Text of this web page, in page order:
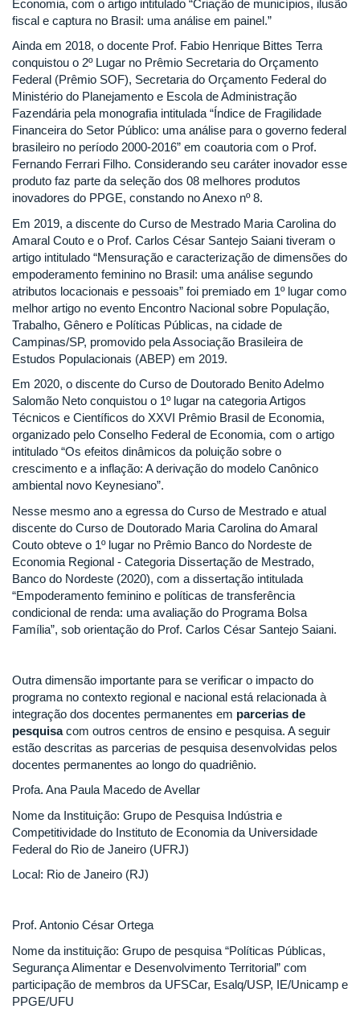
Economia, com o artigo intitulado “Criação de municípios, ilusão
fiscal e captura no Brasil: uma análise em painel.”
Ainda em 2018, o docente Prof. Fabio Henrique Bittes Terra
conquistou o 2º Lugar no Prêmio Secretaria do Orçamento
Federal (Prêmio SOF), Secretaria do Orçamento Federal do
Ministério do Planejamento e Escola de Administração
Fazendária pela monografia intitulada “Índice de Fragilidade
Financeira do Setor Público: uma análise para o governo federal
brasileiro no período 2000-2016” em coautoria com o Prof.
Fernando Ferrari Filho. Considerando seu caráter inovador esse
produto faz parte da seleção dos 08 melhores produtos
inovadores do PPGE, constando no Anexo nº 8.
Em 2019, a discente do Curso de Mestrado Maria Carolina do
Amaral Couto e o Prof. Carlos César Santejo Saiani tiveram o
artigo intitulado “Mensuração e caracterização de dimensões do
empoderamento feminino no Brasil: uma análise segundo
atributos locacionais e pessoais” foi premiado em 1º lugar como
melhor artigo no evento Encontro Nacional sobre População,
Trabalho, Gênero e Políticas Públicas, na cidade de
Campinas/SP, promovido pela Associação Brasileira de
Estudos Populacionais (ABEP) em 2019.
Em 2020, o discente do Curso de Doutorado Benito Adelmo
Salomão Neto conquistou o 1º lugar na categoria Artigos
Técnicos e Científicos do XXVI Prêmio Brasil de Economia,
organizado pelo Conselho Federal de Economia, com o artigo
intitulado “Os efeitos dinâmicos da poluição sobre o
crescimento e a inflação: A derivação do modelo Canônico
ambiental novo Keynesiano”.
Nesse mesmo ano a egressa do Curso de Mestrado e atual
discente do Curso de Doutorado Maria Carolina do Amaral
Couto obteve o 1º lugar no Prêmio Banco do Nordeste de
Economia Regional - Categoria Dissertação de Mestrado,
Banco do Nordeste (2020), com a dissertação intitulada
“Empoderamento feminino e políticas de transferência
condicional de renda: uma avaliação do Programa Bolsa
Família”, sob orientação do Prof. Carlos César Santejo Saiani.
Outra dimensão importante para se verificar o impacto do
programa no contexto regional e nacional está relacionada à
integração dos docentes permanentes em parcerias de
pesquisacom outros centros de ensino e pesquisa. A seguir
estão descritas as parcerias de pesquisa desenvolvidas pelos
docentes permanentes ao longo do quadriênio.
Profa. Ana Paula Macedo de Avellar
Nome da Instituição: Grupo de Pesquisa Indústria e
Competitividade do Instituto de Economia da Universidade
Federal do Rio de Janeiro (UFRJ)
Local: Rio de Janeiro (RJ)
Prof. Antonio César Ortega
Nome da instituição: Grupo de pesquisa “Políticas Públicas,
Segurança Alimentar e Desenvolvimento Territorial” com
participação de membros da UFSCar, Esalq/USP, IE/Unicamp e
PPGE/UFU